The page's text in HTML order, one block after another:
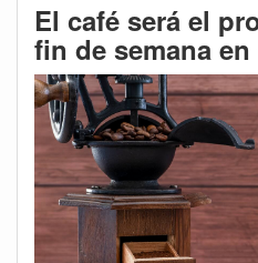
El café será el
fin de semana